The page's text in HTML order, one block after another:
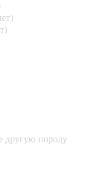
другую породу